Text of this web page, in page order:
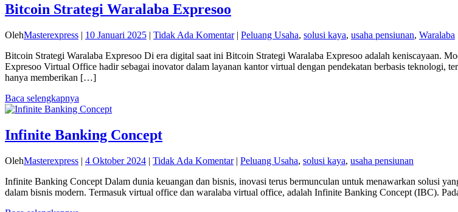
Bitcoin Strategi Waralaba Expresoo
OlehMasterexpress | 10 Januari 2025 | Tidak Ada Komentar| Peluang Usaha, solusi kaya, usaha pensiunan, Waralaba
Bitcoin Strategi Waralaba Expresoo Di era digital saat ini Bitcoin Strategi Waralaba Expresoo adalah keniscayaan.
Expresoo Virtual Office hadir sebagai inovator dalam layanan kantor virtual dengan pendekatan berbasis teknologi,
hanya memberikan […]
Baca selengkapnya
Infinite Banking Concept
OlehMasterexpress | 4 Oktober 2024 | Tidak Ada Komentar| Peluang Usaha, solusi kaya, usaha pensiunan
Infinite Banking Concept Dalam dunia keuangan dan bisnis, inovasi terus bermunculan untuk menawarkan solusi
dalam bisnis modern. Termasuk virtual office dan waralaba virtual office, adalah Infinite Banking Concept (IBC).